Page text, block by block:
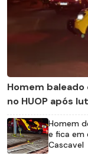
Homem
no HUOP após
Homem
e fica em
Cascavel